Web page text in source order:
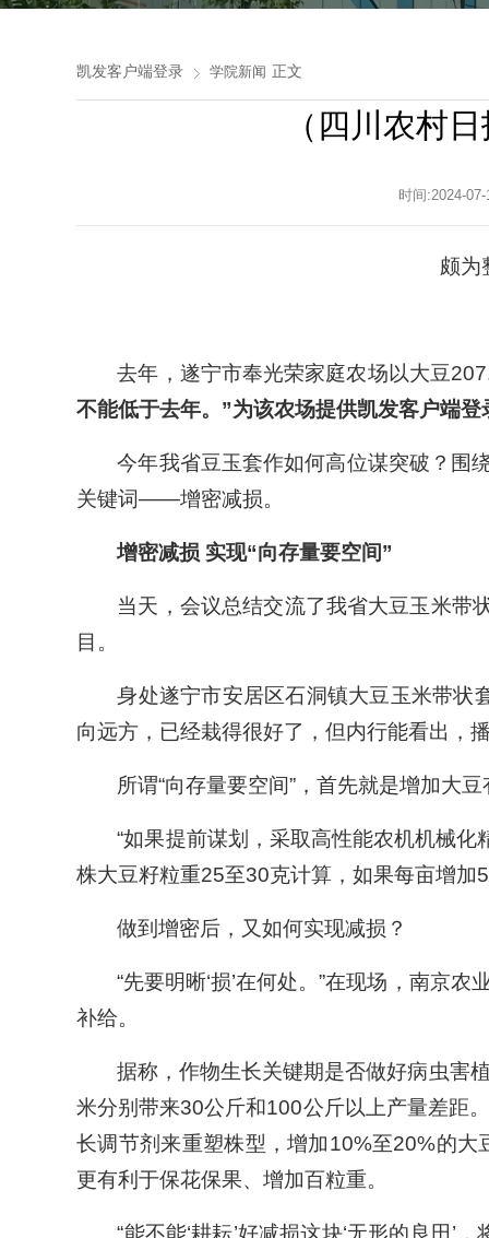
凯发客户端登录 学院新闻 正文
（四川农村
时间:2024-
颇为
去年，遂宁市奉光荣家庭农场以大豆
不能低于去年。”为该农场提供凯发客户端
今年我省豆玉套作如何高位谋突破？围
关键词——增密减损。
增密减损 实现“向存量要空间”
当天，会议总结交流了我省大豆玉米带
目。
身处遂宁市安居区石洞镇大豆玉米带状
向远方，已经栽得很好了，但内行能看出，
所谓“向存量要空间”，首先就是增加大
“如果提前谋划，采取高性能农机机械
株大豆籽粒重25至30克计算，如果每亩增
做到增密后，又如何实现减损？
“先要明晰‘损’在何处。”在现场，南京
补给。
据称，作物生长关键期是否做好病虫害
米分别带来30公斤和100公斤以上产量差距
长调节剂来重塑株型，增加10%至20%的
更有利于保花保果、增加百粒重。
“能不能‘耕耘’好减损这块‘无形的良田